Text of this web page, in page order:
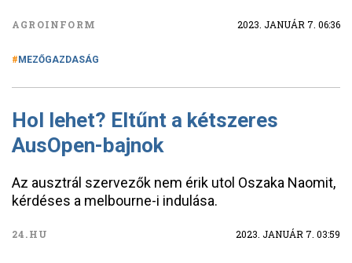
AGROINFORM 2023. JANUÁR 7. 06:36
MEZŐGAZDASÁG
Hol lehet? Eltűnt a kétszeres
AusOpen-bajnok
Az ausztrál szervezők nem érik utol Oszaka Naomit,
kérdéses a melbourne-i indulása.
24.HU 2023. JANUÁR 7. 03:59